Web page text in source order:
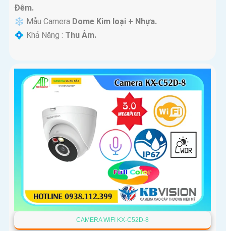
Ðêm.
❄ Mẫu Camera Dome Kim loại + Nhựa.
️💠 Khả Năng : Thu Âm.
CAMERA WIFI KX-C52D-8